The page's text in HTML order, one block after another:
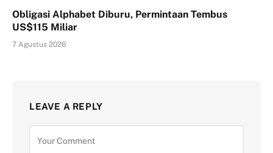
Obligasi Alphabet Diburu, Permintaan Tembus
US$115 Miliar
7 Agustus 2026
LEAVE A REPLY